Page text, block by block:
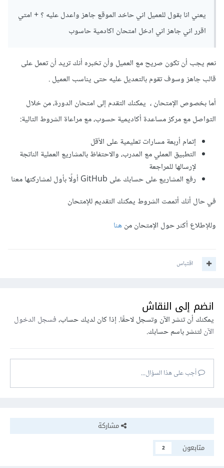
يعني انا بقول للعميل اني حاخد الموقع جاهز واعدل عليه ؟ + امتي
اقرر اني جاهز اني ادخل امتحان اكادمية حاسوب
نعم يجب أن تكون صريح مع العميل وأن تخبره أنك تريد أن تعمل على
قالب جاهز وسوف تقوم بالتعديل عليه حتى يناسب العميل .
أما بخصوص الإمتحان ، يمكنك التقدم إلى امتحان الدورة، من خلال
التواصل مع مركز مساعدة أكاديمية حسوب، مع مراعاة الشروط التالية:
إتمام أربعة مسارات تعليمية على الأقل
التطبيق العملي مع المدرب، والاحتفاظ بالمشاريع العملية الناتجة
لإرسالها للمراجعة
رفع المشاريع على حسابك على GitHub أولًا بأول لمشاركتها معنا
في حال أنك أتممت الشروط يمكنك التقديم للإمتحان
وللإطلاع أكثر حول الإمتحان منهنا
اقتباس
انضم إلى النقاش
يمكنك أن تنشر الآن وتسجل لاحقًا. إذا كان لديك حساب،فسجل الدخول
الآنلتنشر باسم حسابك.
أجب على هذا السؤال...
مشاركة
متابعون
2